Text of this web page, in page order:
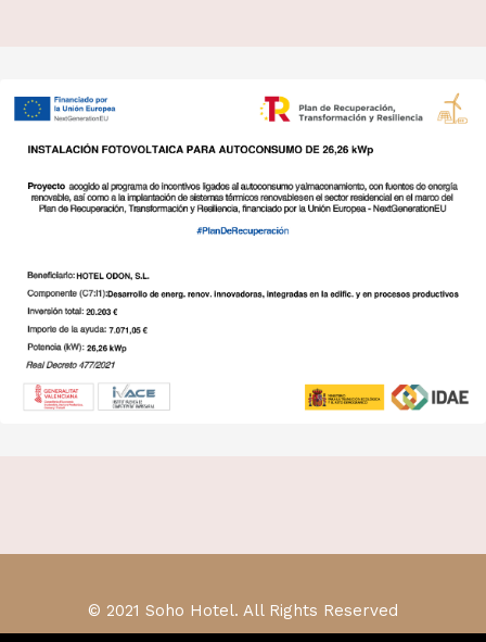
© 2021 Soho Hotel. All Rights Reserved